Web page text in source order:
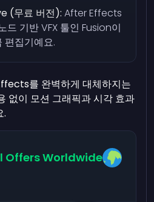
(무료 버전): After Effects
드 기반 VFX 툴인 Fusion이
편집기예요.
를 완벽하게 대체하지는
없이 모션 그래픽과 시각 효과
.
Offers Worldwide